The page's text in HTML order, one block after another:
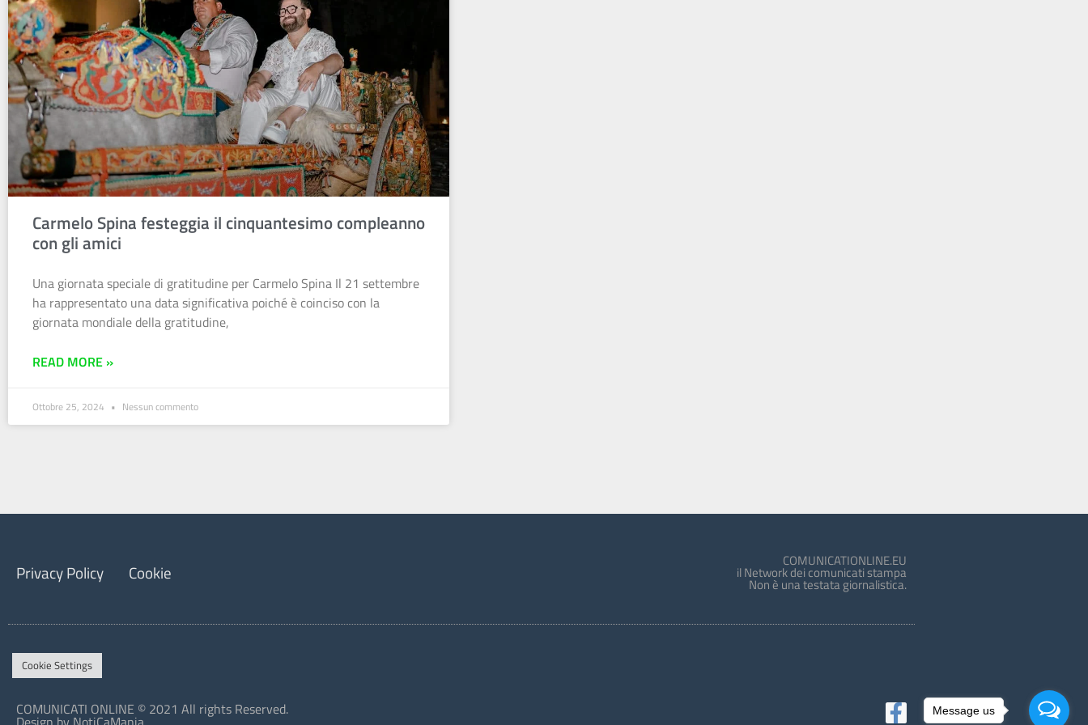
Carmelo Spina festeggia il cinquantesimo compleanno
con gli amici
Una giornata speciale di gratitudine per Carmelo Spina Il 21 settembre
ha rappresentato una data significativa poiché è coinciso con la
giornata mondiale della gratitudine,
READ MORE »
Ottobre 25, 2024 Nessun commento
Privacy Policy Cookie COMUNICATIONLINE.EU
il Network dei comunicati stampa
Non è una testata giornalistica.
Cookie Settings
COMUNICATI ONLINE © 2021 All rights Reserved. Message us